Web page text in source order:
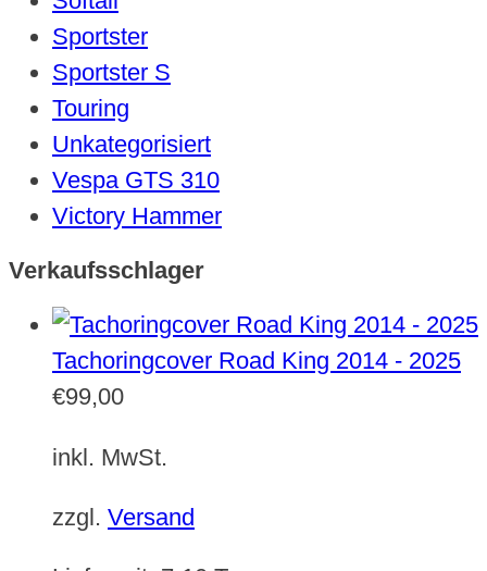
Sportster
Sportster S
Touring
Unkategorisiert
Vespa GTS 310
Victory Hammer
Verkaufsschlager
Tachoringcover Road King 2014 - 2025
€99,00
inkl. MwSt.
zzgl. Versand